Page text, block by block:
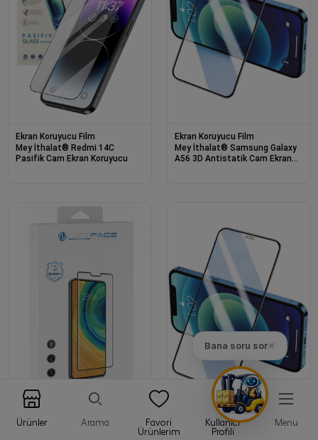
Bana soru sor✕
Ürünler Arama
Favori
Ürünlerim
Kullanıcı
Profili
Menu
Ekran Koruyucu Film
Mey İthalat® Redmi 14C
Pasifik Cam Ekran Koruyucu
Ekran Koruyucu Film
Mey İthalat® Samsung Galaxy
A56 3D Antistatik Cam Ekran
Ekran Koruyucu Film